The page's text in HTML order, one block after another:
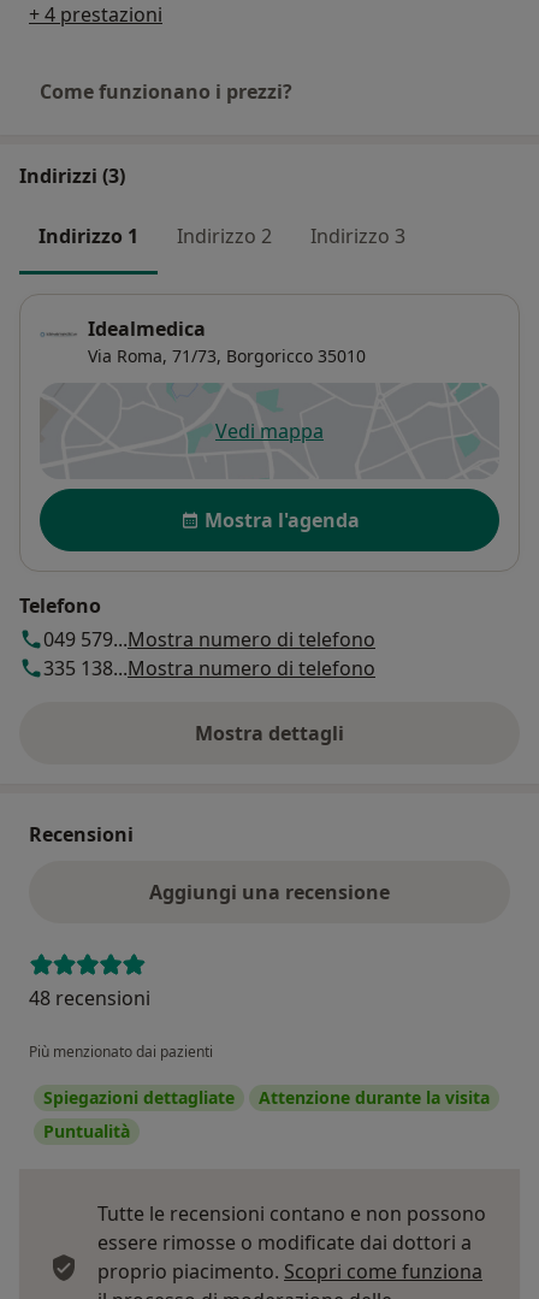
+ 4 prestazioni
Come funzionano i prezzi?
Indirizzi (3)
Indirizzo 1 Indirizzo 2 Indirizzo 3
Idealmedica
Via Roma, 71/73, Borgoricco 35010
Vedi mappasi apre in una nuova scheda
Disponibilità
Mostra l'agenda
Telefono
049 579...Mostra numero di telefono
335 138...Mostra numero di telefono
Mostra dettagli
sull'indirizzo
Recensioni
Aggiungi una recensione
48 recensioni
Più menzionato dai pazienti
Spiegazioni dettagliate
Attenzione durante la visita
Puntualità
Tutte le recensioni contano e non possono
essere rimosse o modificate dai dottori a
proprio piacimento. Scopri come funziona